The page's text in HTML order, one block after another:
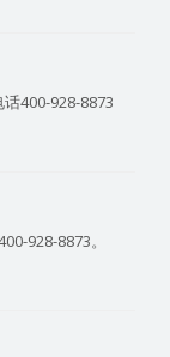
400-928-8873
928-8873。